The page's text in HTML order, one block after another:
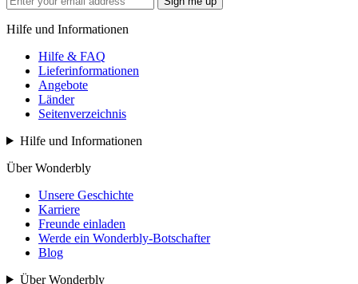
Hilfe und Informationen
Hilfe & FAQ
Lieferinformationen
Angebote
Länder
Seitenverzeichnis
Hilfe und Informationen
Über Wonderbly
Unsere Geschichte
Karriere
Freunde einladen
Werde ein Wonderbly-Botschafter
Blog
Über Wonderbly